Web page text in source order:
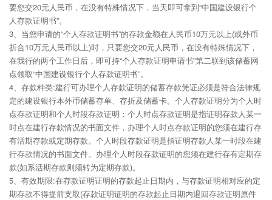
要您交20元人民币，在没有特殊情况下，当天即可拿到“中国建设银行个
人存款证明书”。
3、当您申请的“个人存款证明书”的存款金额在人民币10万元以上(或外币
折合10万元人民币以上)时，只要您交20元人民币，在没有特殊情况下，
在我行的两个工作日后，即可持“个人存款证明申请书”第二联到该储蓄网
点领取“中国建设银行个人存款证明书”。
4、存款种类:建行可办理个人存款证明的储蓄存款凭证必须是符合法律规
定的建设银行本外币储蓄存单、存折及储蓄卡。个人存款证明分为个人时
点存款证明和个人时段存款证明：个人时点存款证明是指证明存款人某一
时点在建行存款情况的书面文件，办理个人时点存款证明的您须在建行存
有活期存款或定期存款。个人时段存款证明是指证明存款人某一时段在建
行存款情况的书面文件。办理个人时段存款证明的您须在建行存有定期存
款(如系活期存款则须转为定期存款)。
5、有效期限:在存款证明证明的存款起止日期内，与存款证明相对应的定
期存款不得提前支取(存款证明证明的存款起止日期内退回存款证明原件